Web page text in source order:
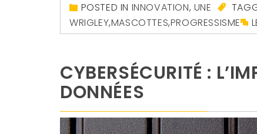
POSTED IN INNOVATION, UNE
WRIGLEY,MASCOTTES,PROGRESSISME
CYBERSÉCURITÉ :
DONNÉES